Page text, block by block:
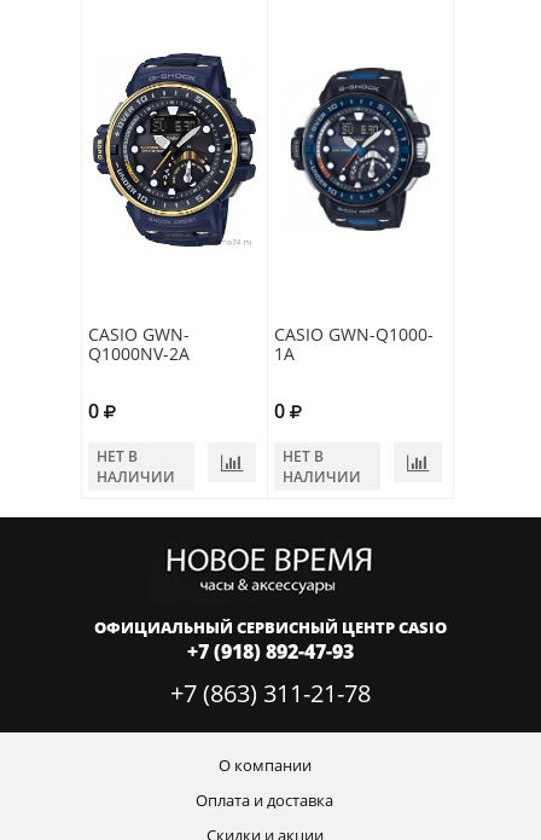
CASIO GWN-
Q1000NV-2A
0
НЕТ В
НАЛИЧИИ
CASIO GWN-Q1000-
1A
0
НЕТ В
НАЛИЧИИ
ОФИЦИАЛЬНЫЙ СЕРВИСНЫЙ ЦЕНТР CASIO
+7 (918) 892-47-93
+7 (863) 311-21-78
О компании
Оплата и доставка
Скидки и акции